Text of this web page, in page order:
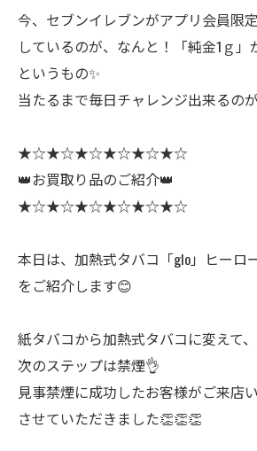
今、セブンイレブンがアプリ会員限
しているのが、なんと！「純金1ｇ
というもの✨
当たるまで毎日チャレンジ出来るの
★☆★☆★☆★☆★☆★☆
👑お買取り品のご紹介👑
★☆★☆★☆★☆★☆★☆
本日は、加熱式タバコ「glo」ヒーロ
をご紹介します😊
紙タバコから加熱式タバコに変えて、
次のステップは禁煙👌
見事禁煙に成功したお客様がご来店
させていただきました👏👏👏